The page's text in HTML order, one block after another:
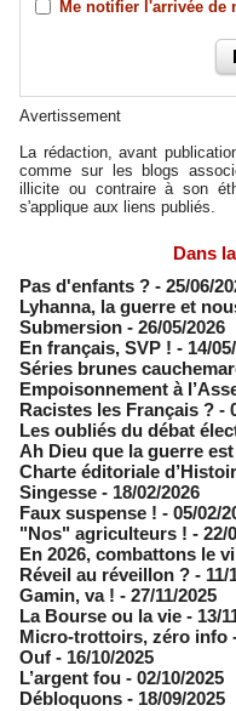
Me notifier l'arrivée de
Avertissement
La rédaction, avant
comme sur les blogs
illicite ou contraire à son
s'applique aux liens publiés.
Dans
Pas d'enfants ? - 25/06/
​Lyhanna, la guerre et
Submersion - 26/05/2026
En français, SVP ! - 14/
​Séries brunes
Empoisonnement à
Racistes les Français ? -
​Les oubliés du débat
Ah Dieu que la guerre
Charte éditoriale
Singesse - 18/02/2026
Faux suspense ! - 05/02/
"Nos" agriculteurs ! - 22/
En 2026, combattons le
Réveil au réveillon ? - 11/
Gamin, va ! - 27/11/2025
​La Bourse ou la vie - 13/
Micro-trottoirs, zéro info
Ouf - 16/10/2025
L’argent fou - 02/10/2025
Débloquons - 18/09/2025